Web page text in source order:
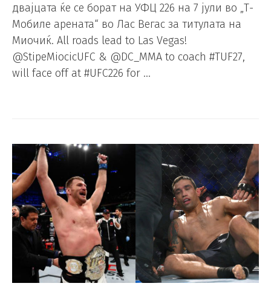
двајцата ќе се борат на УФЦ 226 на 7 јули во „Т-
Мобиле арената“ во Лас Вегас за титулата на
Миочиќ. All roads lead to Las Vegas!
@StipeMiocicUFC & @DC_MMA to coach #TUF27,
will face off at #UFC226 for …